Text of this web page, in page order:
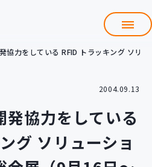
Git導入支援
協力をしている RFID トラッキング ソリ
2004.09.13
発協力をしている
グ ソリューショ